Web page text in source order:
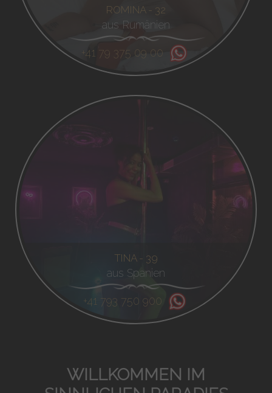
ROMINA - 32
aus Rumänien
+41 79 375 09 00
TINA - 39
aus Spanien
+41 793 750 900
WILLKOMMEN IM